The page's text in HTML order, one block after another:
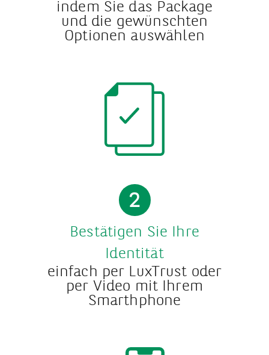
indem Sie das Package
und die gewünschten
Optionen auswählen
2
Bestätigen Sie Ihre
Identität
einfach per LuxTrust oder
per Video mit Ihrem
Smarthphone